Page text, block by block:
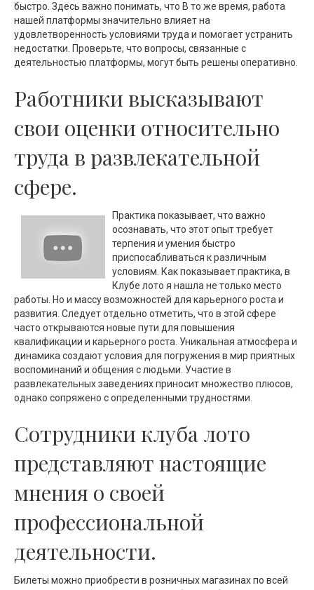
быстро. Здесь важно понимать, что В то же время, работа
нашей платформы значительно влияет на
удовлетворенность условиями труда и помогает устранить
недостатки. Проверьте, что вопросы, связанные с
деятельностью платформы, могут быть решены оперативно.
Работники высказывают
свои оценки относительно
труда в развлекательной
сфере.
Практика показывает, что важно
осознавать, что этот опыт требует
терпения и умения быстро
приспосабливаться к различным
условиям. Как показывает практика, в
Клубе лото я нашла не только место
работы. Но и массу возможностей для карьерного роста и
развития. Следует отдельно отметить, что в этой сфере
часто открываются новые пути для повышения
квалификации и карьерного роста. Уникальная атмосфера и
динамика создают условия для погружения в мир приятных
воспоминаний и общения с людьми. Участие в
развлекательных заведениях приносит множество плюсов,
однако сопряжено с определенными трудностями.
Сотрудники клуба лото
представляют настоящие
мнения о своей
профессиональной
деятельности.
Билеты можно приобрести в розничных магазинах по всей